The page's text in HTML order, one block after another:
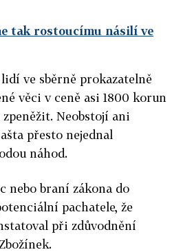
tak rostoucímu násilí ve
ve sběrně prokazatelně
věci v ceně asi 1800 korun
Neobstojí ani
přesto nejednal
náhod.
nebo braní zákona do
pachatele, že
při zdůvodnění